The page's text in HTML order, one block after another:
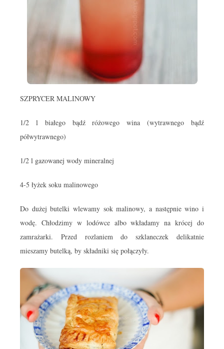
SZPRYCER MALINOWY
1/2 l białego bądź różowego wina (wytrawnego bądź
półwytrawnego)
1/2 l gazowanej wody mineralnej
4-5 łyżek soku malinowego
Do dużej butelki wlewamy sok malinowy, a następnie wino i
wodę. Chłodzimy w lodówce albo wkładamy na krócej do
zamrażarki. Przed rozlaniem do szklaneczek delikatnie
mieszamy butelką, by składniki się połączyły.